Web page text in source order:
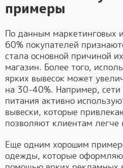
примеры
По данным маркетинговых
60% покупателей
стала основной причиной
магазин. Более того,
ярких вывесок может
на 30-40%. Например, сети
питания активно
вывески, которые
позволяют клиентам легче
Еще одним хорошим
одежды, которые